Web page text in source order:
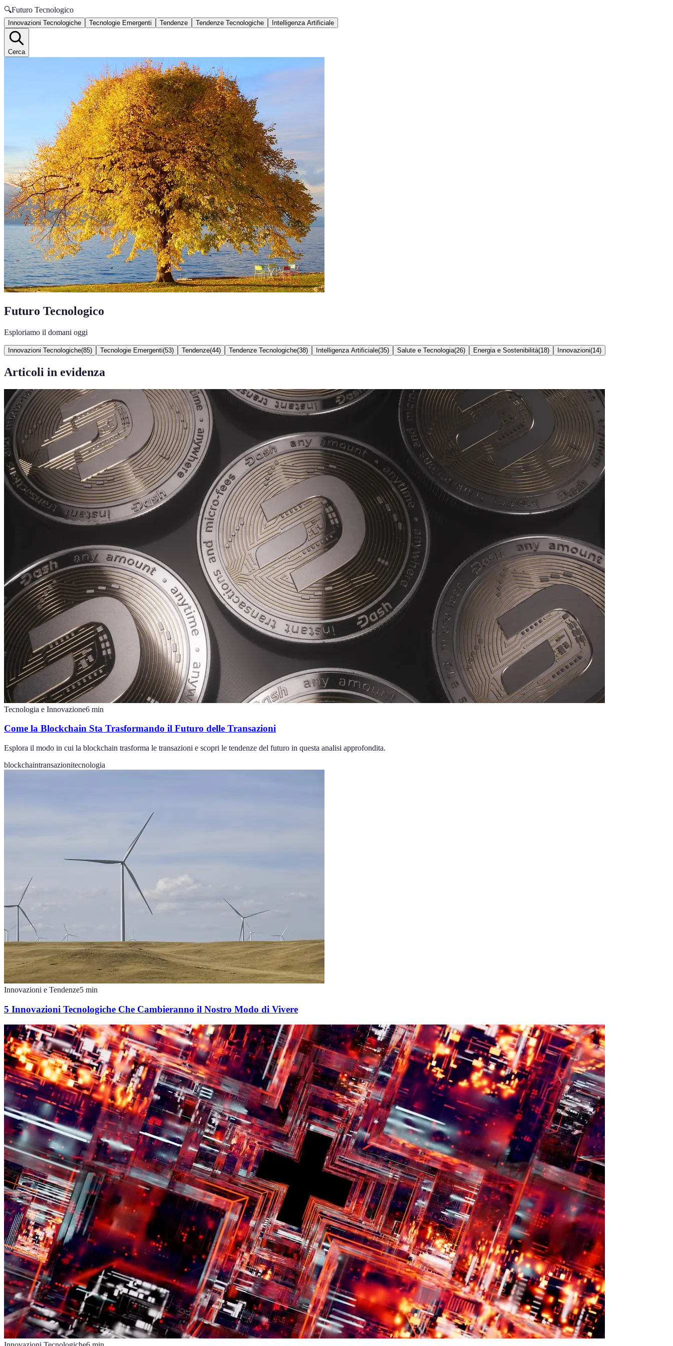
🔍Futuro Tecnologico
Innovazioni Tecnologiche Tecnologie Emergenti Tendenze Tendenze Tecnologiche Intelligenza Artificiale
Cerca
Futuro Tecnologico
Esploriamo il domani oggi
Innovazioni Tecnologiche(85) Tecnologie Emergenti(53) Tendenze(44) Tendenze Tecnologiche(38) Intelligenza Artificiale(35) Salute e Tecnologia(26) Energia e Sostenibilità(18) Innovazioni(14)
Articoli in evidenza
Tecnologia e Innovazione6 min
Come la Blockchain Sta Trasformando il Futuro delle Transazioni
Esplora il modo in cui la blockchain trasforma le transazioni e scopri le tendenze del futuro in questa analisi approfondita.
blockchaintransazionitecnologia
Innovazioni e Tendenze5 min
5 Innovazioni Tecnologiche Che Cambieranno il Nostro Modo di Vivere